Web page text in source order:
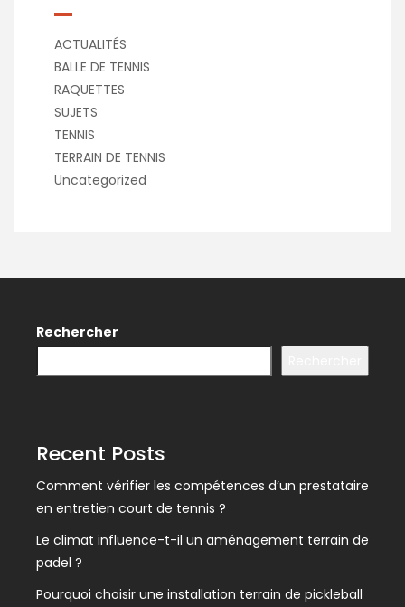
ACTUALITÉS
BALLE DE TENNIS
RAQUETTES
SUJETS
TENNIS
TERRAIN DE TENNIS
Uncategorized
Rechercher
Recent Posts
Comment vérifier les compétences d’un prestataire
en entretien court de tennis ?
Le climat influence-t-il un aménagement terrain de
padel ?
Pourquoi choisir une installation terrain de pickleball